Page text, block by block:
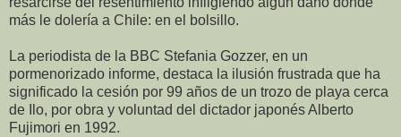
más le dolería a Chile: en el bolsillo.
La periodista de la BBC Stefania Gozzer, en un
pormenorizado informe, destaca la ilusión frustrada que ha
significado la cesión por 99 años de un trozo de playa cerca
de Ilo, por obra y voluntad del dictador japonés Alberto
Fujimori en 1992.